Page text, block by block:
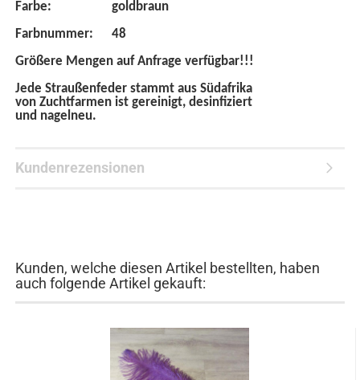
Farbe:
Farbnummer:
goldbraun
48
Größere Mengen auf Anfrage verfügbar!!!
Jede Straußenfeder stammt aus Südafrika
von Zuchtfarmen ist gereinigt, desinfiziert
und nagelneu.
Kundenrezensionen
Kunden, welche diesen Artikel bestellten, haben
auch folgende Artikel gekauft: